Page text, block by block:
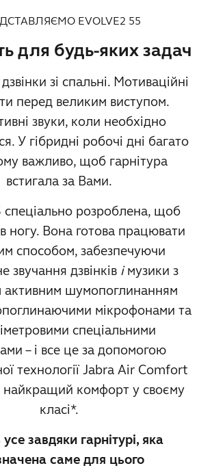
EVOLVE2 55
для будь-яких задач
зі спальні. Мотиваційні
перед великим виступом.
звуки, коли необхідно
У гібридні робочі дні багато
важливо, щоб гарнітура
встигала за Вами.
спеціально розроблена, щоб
ногу. Вона готова працювати
способом, забезпечуючи
звучання дзвінків імузики з
шумопоглинанням
мікрофонами та
спеціальними
– і все це за допомогою
технології Jabra Air Comfort
найкращий комфорт у своєму
класі*.
усе завдяки гарнітурі, яка
саме для цього